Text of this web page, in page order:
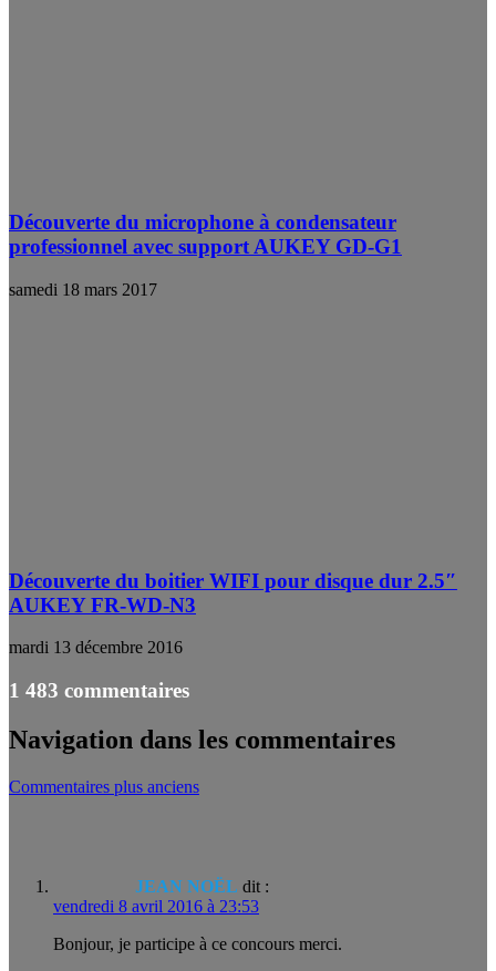
Découverte du microphone à condensateur
professionnel avec support AUKEY GD-G1
samedi 18 mars 2017
Découverte du boitier WIFI pour disque dur 2.5″
AUKEY FR-WD-N3
mardi 13 décembre 2016
1 483 commentaires
Navigation dans les commentaires
Commentaires plus anciens
JEAN NOËL dit :
vendredi 8 avril 2016 à 23:53
Bonjour, je participe à ce concours merci.